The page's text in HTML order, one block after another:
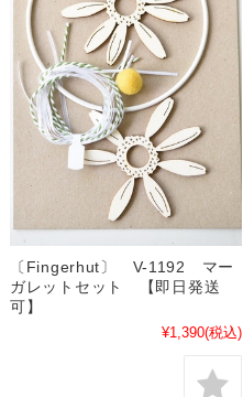
〔Fingerhut〕 V-1192 マー
ガレットセット 【即日発送
可】
¥1,390(税込)